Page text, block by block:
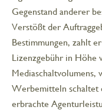
Gegenstand anderer
Verstößt der
Bestimmungen, zahlt
Lizenzgebühr in Höhe
Werbemitteln schaltet
erbrachte